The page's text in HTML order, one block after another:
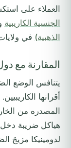
العملاء على
الجنسية الكاريبية
الذهبية) في
المقارنة مع
يتنافس الوضع
أقرانها
المصدره من
هياكل ضريبة
لدومينيكا مزيجَ